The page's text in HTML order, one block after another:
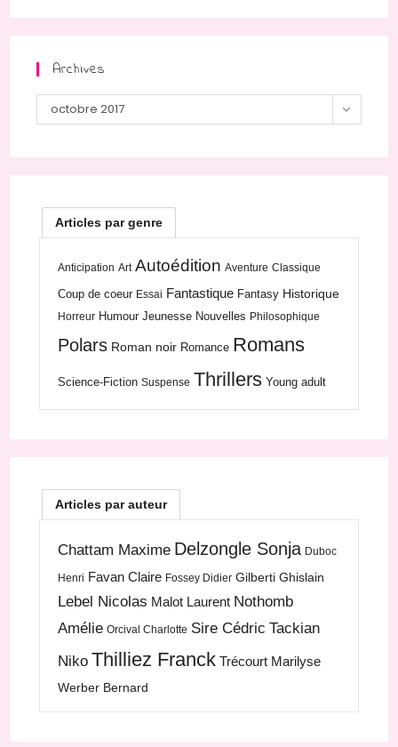
Archives
Archives
octobre 2017
Articles par genre
Anticipation Art Autoédition Aventure Classique
Coup de coeur Essai Fantastique Fantasy Historique
Horreur Humour Jeunesse Nouvelles Philosophique
Polars Roman noir Romance Romans
Science-Fiction Suspense Thrillers Young adult
Articles par auteur
Chattam Maxime Delzongle Sonja Duboc
Henri Favan Claire Fossey Didier Gilberti Ghislain
Lebel Nicolas Malot Laurent Nothomb
Amélie Orcival Charlotte Sire Cédric Tackian
Niko Thilliez Franck Trécourt Marilyse
Werber Bernard